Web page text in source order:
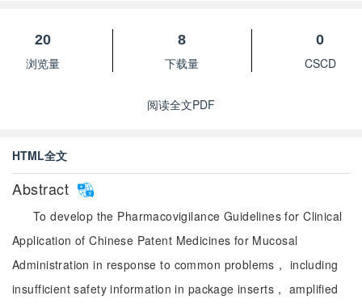
20
浏览量
8
下载量
0
CSCD
阅读全文PDF
HTML全文
Abstract
To develop the Pharmacovigilance Guidelines for Clinical
Application of Chinese Patent Medicines for Mucosal
Administration in response to common problems， including
insufficient safety information in package inserts， amplified